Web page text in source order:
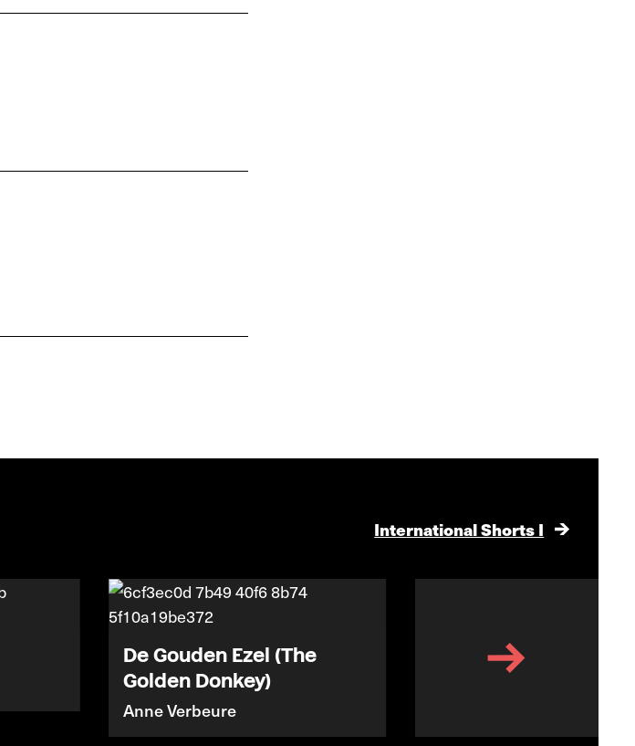
International Shorts I
De Gouden Ezel (The
Golden Donkey)
Anne Verbeure
Panadrilo